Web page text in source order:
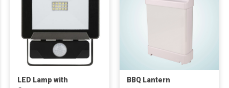
LED Lamp with
BBQ Lantern